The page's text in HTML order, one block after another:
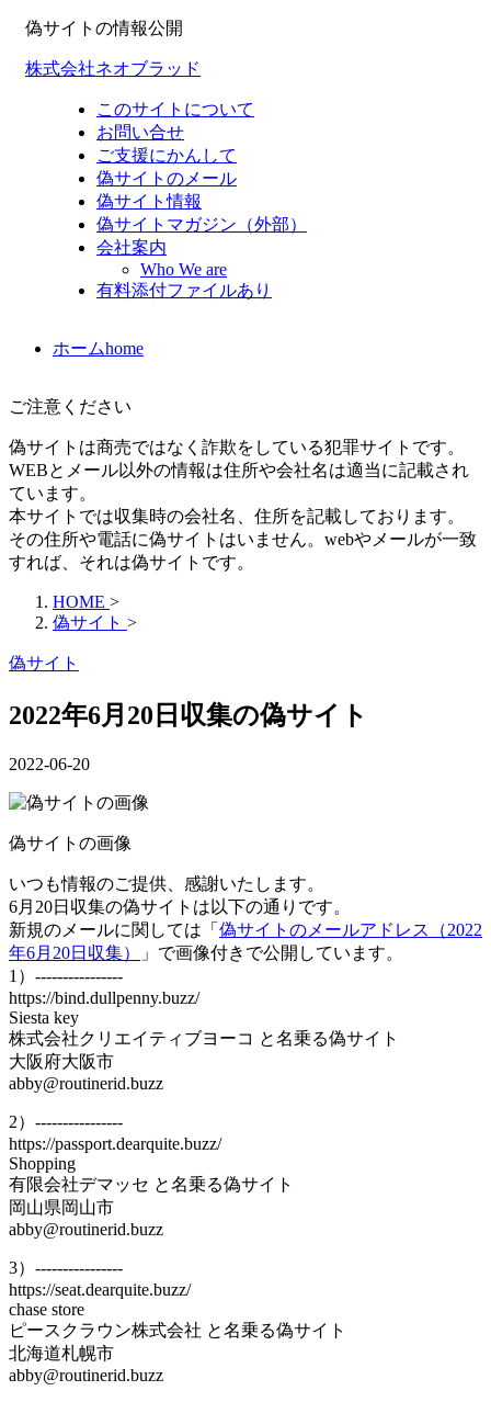
偽サイトの情報公開
株式会社ネオブラッド
このサイトについて
お問い合せ
ご支援にかんして
偽サイトのメール
偽サイト情報
偽サイトマガジン（外部）
会社案内
Who We are
有料添付ファイルあり
ホームhome
ご注意ください
偽サイトは商売ではなく詐欺をしている犯罪サイトです。
WEBとメール以外の情報は住所や会社名は適当に記載され
ています。
本サイトでは収集時の会社名、住所を記載しております。
その住所や電話に偽サイトはいません。webやメールが一致
すれば、それは偽サイトです。
HOME >
偽サイト >
偽サイト
2022年6月20日収集の偽サイト
2022-06-20
偽サイトの画像
いつも情報のご提供、感謝いたします。
6月20日収集の偽サイトは以下の通りです。
新規のメールに関しては「 偽サイトのメールアドレス（2022
年6月20日収集）
」で画像付きで公開しています。
1）----------------
https://bind.dullpenny.buzz/
Siesta key
株式会社クリエイティブヨーコ と名乗る偽サイト
大阪府大阪市
abby@routinerid.buzz
2）----------------
https://passport.dearquite.buzz/
Shopping
有限会社デマッセ と名乗る偽サイト
岡山県岡山市
abby@routinerid.buzz
3）----------------
https://seat.dearquite.buzz/
chase store
ピースクラウン株式会社 と名乗る偽サイト
北海道札幌市
abby@routinerid.buzz